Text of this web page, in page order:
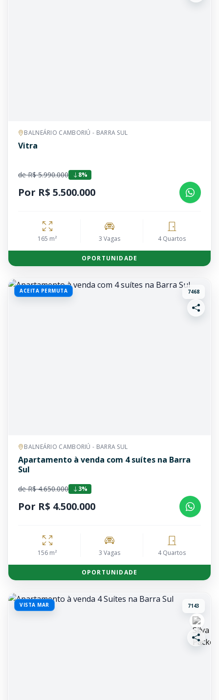
BALNEÁRIO CAMBORIÚ - BARRA SUL
Vitra
de R$ 5.990.000 8%
Por R$ 5.500.000
165 m² 3 Vagas 4 Quartos
OPORTUNIDADE
ACEITA PERMUTA 7468
BALNEÁRIO CAMBORIÚ - BARRA SUL
Apartamento à venda com 4 suítes na Barra
Sul
de R$ 4.650.000 3%
Por R$ 4.500.000
156 m² 3 Vagas 4 Quartos
OPORTUNIDADE
VISTA MAR 7143